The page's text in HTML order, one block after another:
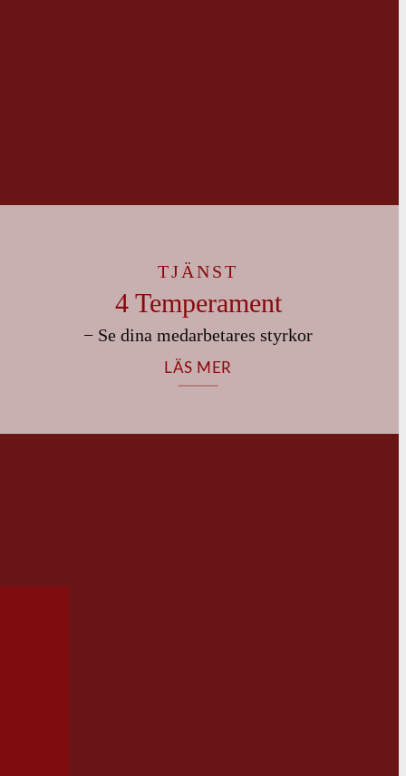
TJÄNST
4 Temperament
− Se dina medarbetares styrkor
LÄS MER